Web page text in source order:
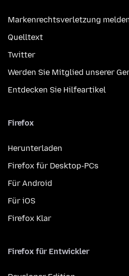
Markenrechtsverletzung
Quelltext
Twitter
Werden Sie Mitglied unserer
Entdecken Sie Hilfeartikel
Firefox
Herunterladen
Firefox für Desktop-PCs
Für Android
Für iOS
Firefox Klar
Firefox für Entwickler